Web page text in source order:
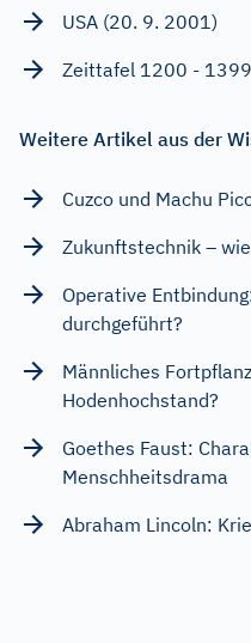
USA (20. 9. 2001)
Zeittafel 1200 - 1399
Weitere Artikel aus der
Cuzco und Machu
Zukunftstechnik –
Operative
durchgeführt?
Männliches
Hodenhochstand?
Goethes Faust:
Menschheitsdrama
Abraham Lincoln: